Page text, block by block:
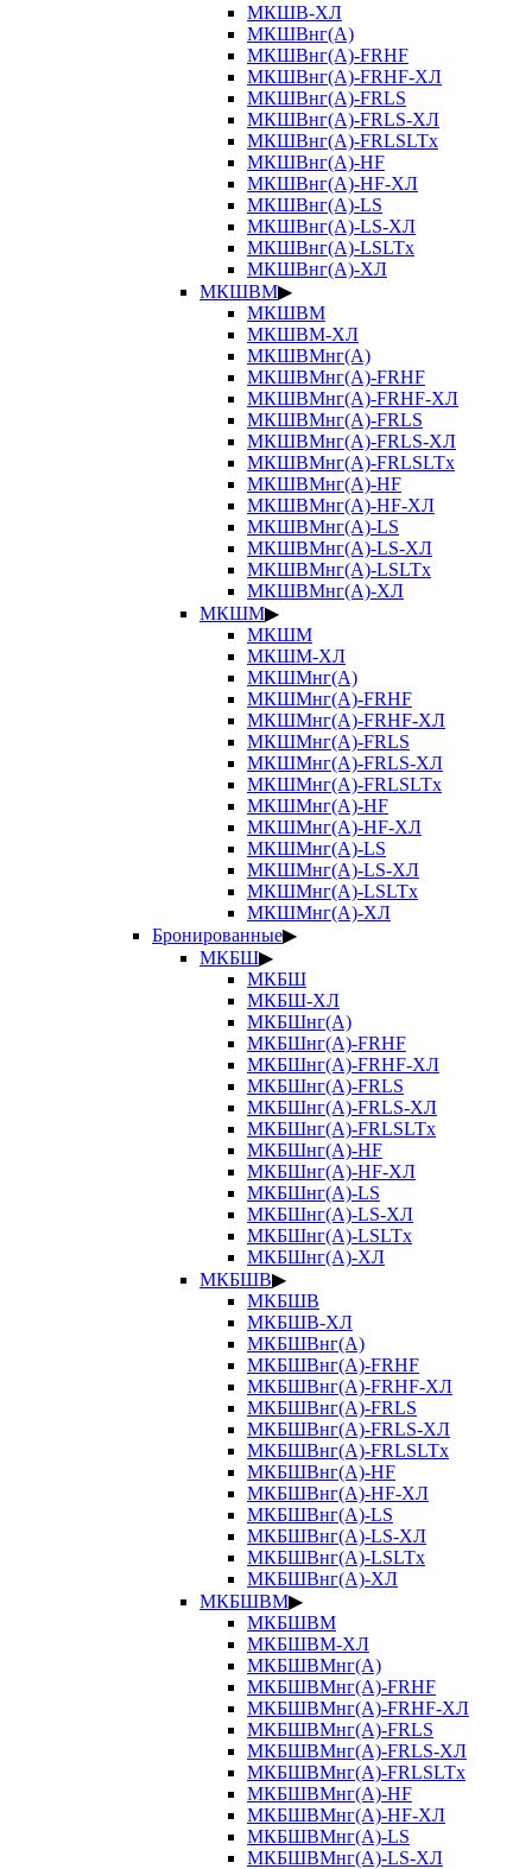
МКШВ-ХЛ
МКШВнг(А)
МКШВнг(А)-FRHF
МКШВнг(А)-FRHF-ХЛ
МКШВнг(А)-FRLS
МКШВнг(А)-FRLS-ХЛ
МКШВнг(А)-FRLSLTx
МКШВнг(А)-HF
МКШВнг(А)-HF-ХЛ
МКШВнг(А)-LS
МКШВнг(А)-LS-ХЛ
МКШВнг(А)-LSLTx
МКШВнг(А)-ХЛ
МКШВМ▶
МКШВМ
МКШВМ-ХЛ
МКШВМнг(А)
МКШВМнг(А)-FRHF
МКШВМнг(А)-FRHF-ХЛ
МКШВМнг(А)-FRLS
МКШВМнг(А)-FRLS-ХЛ
МКШВМнг(А)-FRLSLTx
МКШВМнг(А)-HF
МКШВМнг(А)-HF-ХЛ
МКШВМнг(А)-LS
МКШВМнг(А)-LS-ХЛ
МКШВМнг(А)-LSLTx
МКШВМнг(А)-ХЛ
МКШМ▶
МКШМ
МКШМ-ХЛ
МКШМнг(А)
МКШМнг(А)-FRHF
МКШМнг(А)-FRHF-ХЛ
МКШМнг(А)-FRLS
МКШМнг(А)-FRLS-ХЛ
МКШМнг(А)-FRLSLTx
МКШМнг(А)-HF
МКШМнг(А)-HF-ХЛ
МКШМнг(А)-LS
МКШМнг(А)-LS-ХЛ
МКШМнг(А)-LSLTx
МКШМнг(А)-ХЛ
Бронированные▶
МКБШ▶
МКБШ
МКБШ-ХЛ
МКБШнг(А)
МКБШнг(А)-FRHF
МКБШнг(А)-FRHF-ХЛ
МКБШнг(А)-FRLS
МКБШнг(А)-FRLS-ХЛ
МКБШнг(А)-FRLSLTx
МКБШнг(А)-HF
МКБШнг(А)-HF-ХЛ
МКБШнг(А)-LS
МКБШнг(А)-LS-ХЛ
МКБШнг(А)-LSLTx
МКБШнг(А)-ХЛ
МКБШВ▶
МКБШВ
МКБШВ-ХЛ
МКБШВнг(А)
МКБШВнг(А)-FRHF
МКБШВнг(А)-FRHF-ХЛ
МКБШВнг(А)-FRLS
МКБШВнг(А)-FRLS-ХЛ
МКБШВнг(А)-FRLSLTx
МКБШВнг(А)-HF
МКБШВнг(А)-HF-ХЛ
МКБШВнг(А)-LS
МКБШВнг(А)-LS-ХЛ
МКБШВнг(А)-LSLTx
МКБШВнг(А)-ХЛ
МКБШВМ▶
МКБШВМ
МКБШВМ-ХЛ
МКБШВМнг(А)
МКБШВМнг(А)-FRHF
МКБШВМнг(А)-FRHF-ХЛ
МКБШВМнг(А)-FRLS
МКБШВМнг(А)-FRLS-ХЛ
МКБШВМнг(А)-FRLSLTx
МКБШВМнг(А)-HF
МКБШВМнг(А)-HF-ХЛ
МКБШВМнг(А)-LS
МКБШВМнг(А)-LS-ХЛ